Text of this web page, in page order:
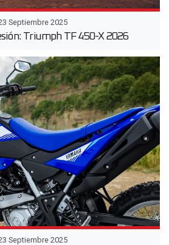
Septiembre 2025
Triumph TF 450-X 2026
Septiembre 2025